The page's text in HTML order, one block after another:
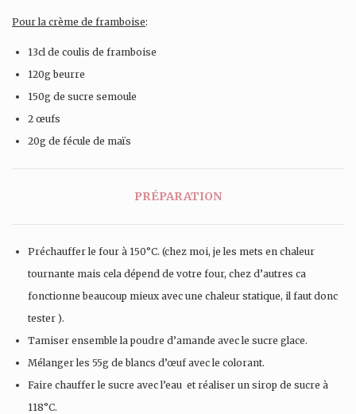
Pour la crème de framboise:
13cl de coulis de framboise
120g beurre
150g de sucre semoule
2 œufs
20g de fécule de maïs
PRÉPARATION
Préchauffer le four à 150°C. (chez moi, je les mets en chaleur
tournante mais cela dépend de votre four, chez d’autres ca
fonctionne beaucoup mieux avec une chaleur statique, il faut donc
tester ).
Tamiser ensemble la poudre d’amande avec le sucre glace.
Mélanger les 55g de blancs d’œuf avec le colorant.
Faire chauffer le sucre avec l’eau et réaliser un sirop de sucre à
118°C.